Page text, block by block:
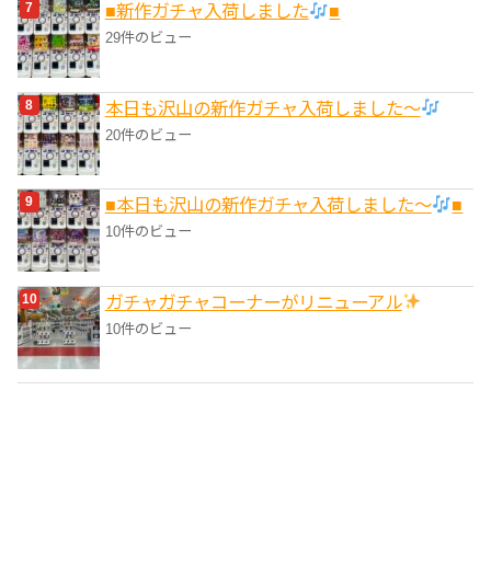
■新作ガチャ入荷しました ■
29件のビュー
本日も沢山の新作ガチャ入荷しました〜
20件のビュー
■本日も沢山の新作ガチャ入荷しました〜 ■
10件のビュー
ガチャガチャコーナーがリニューアル
10件のビュー